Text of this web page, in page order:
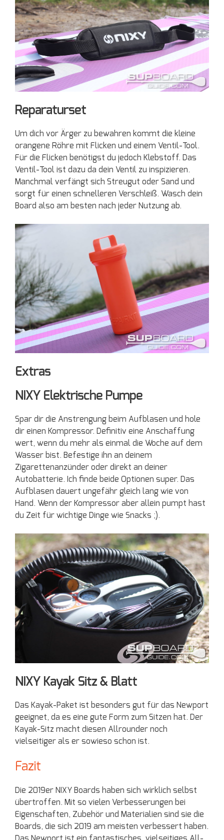
Reparaturset
Um dich vor Ärger zu bewahren kommt die kleine
orangene Röhre mit Flicken und einem Ventil-Tool.
Für die Flicken benötigst du jedoch Klebstoff. Das
Ventil-Tool ist dazu da dein Ventil zu inspizieren.
Manchmal verfängt sich Streugut oder Sand und
sorgt für einen schnelleren Verschleiß. Wasch dein
Board also am besten nach jeder Nutzung ab.
Extras
NIXY Elektrische Pumpe
Spar dir die Anstrengung beim Aufblasen und hole
dir einen Kompressor. Definitiv eine Anschaffung
wert, wenn du mehr als einmal die Woche auf dem
Wasser bist. Befestige ihn an deinem
Zigarettenanzünder oder direkt an deiner
Autobatterie. Ich finde beide Optionen super. Das
Aufblasen dauert ungefähr gleich lang wie von
Hand. Wenn der Kompressor aber allein pumpt hast
du Zeit für wichtige Dinge wie Snacks ;).
NIXY Kayak Sitz & Blatt
Das Kayak-Paket ist besonders gut für das Newport
geeignet, da es eine gute Form zum Sitzen hat. Der
Kayak-Sitz macht diesen Allrounder noch
vielseitiger als er sowieso schon ist.
Fazit
Die 2019er NIXY Boards haben sich wirklich selbst
übertroffen. Mit so vielen Verbesserungen bei
Eigenschaften, Zubehör und Materialien sind sie die
Boards, die sich 2019 am meisten verbessert haben.